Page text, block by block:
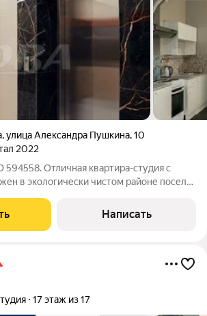
,улица Александра Пушкина,10
2022
594558. Отличная квартира-студия с
в экологически чистом районе поселка
и современных строительных
Написать
17 этаж из 17